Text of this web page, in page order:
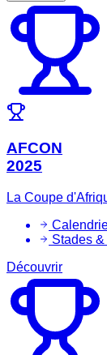
AFCON
2025
La Coupe
Stades
Découvrir